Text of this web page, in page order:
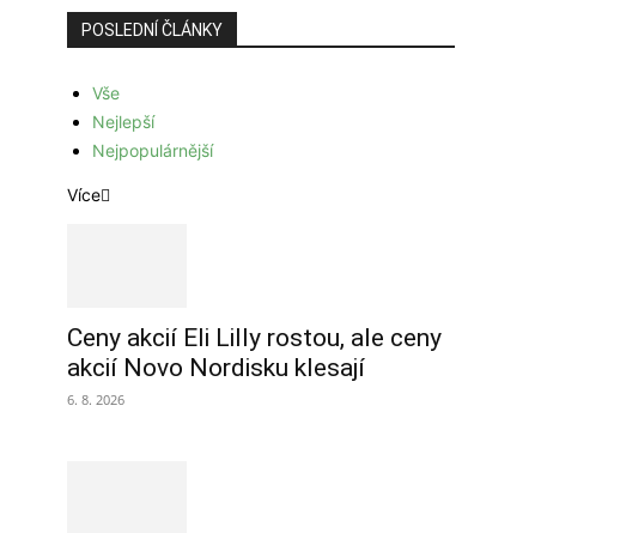
POSLEDNÍ ČLÁNKY
Vše
Nejlepší
Nejpopulárnější
Více
Ceny akcií Eli Lilly rostou, ale ceny
akcií Novo Nordisku klesají
6. 8. 2026